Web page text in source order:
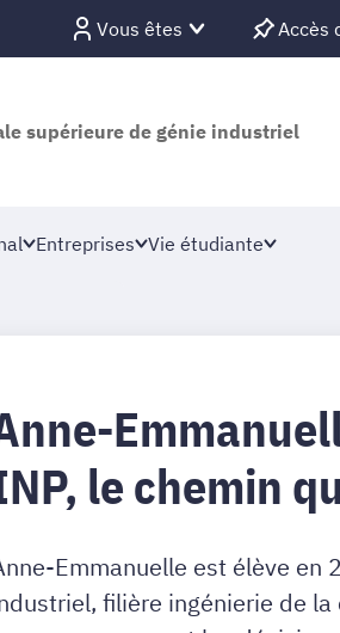
Vous êtes Accès
supérieure de génie industriel
Entreprises Vie étudiante
le chemin
Emmanuelle est élève en
filière ingénierie de